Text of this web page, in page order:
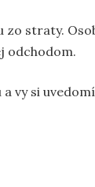
straty.
odchodom.
vy si